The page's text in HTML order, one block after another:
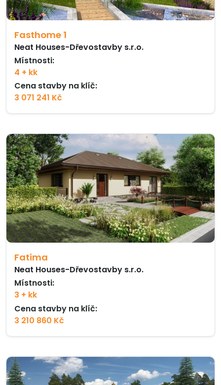
Fasthome 1
Neat Houses-Dřevostavby s.r.o.
Místnosti:
4 + kk
Cena stavby na klíč:
3 071 241 Kč
Fatima
Neat Houses-Dřevostavby s.r.o.
Místnosti:
3 + kk
Cena stavby na klíč:
3 210 860 Kč